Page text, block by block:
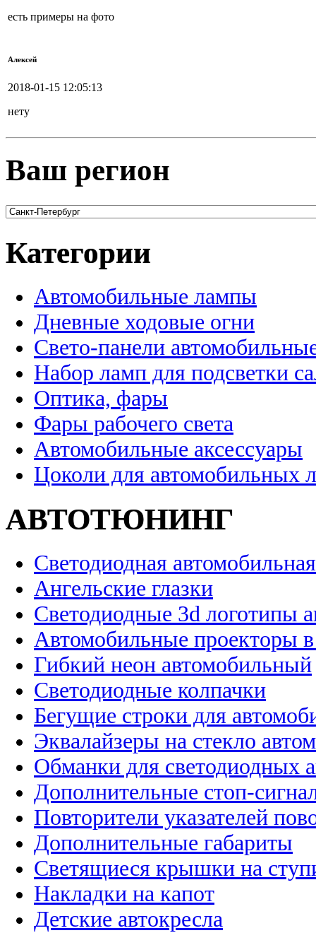
есть примеры на фото
Алексей
2018-01-15 12:05:13
нету
Ваш регион
Категории
Автомобильные лампы
Дневные ходовые огни
Свето-панели
Набор ламп для подсветки
Оптика, фары
Фары рабочего света
Автомобильные аксессуары
Цоколи для автомобильных
АВТОТЮНИНГ
Светодиодная
Ангельские глазки
Светодиодные 3d логотипы
Автомобильные проекторы
Гибкий неон автомобильный
Светодиодные колпачки
Бегущие строки для
Эквалайзеры на стекло
Обманки для светодиодных
Дополнительные стоп-
Повторители указателей
Дополнительные габариты
Светящиеся крышки на
Накладки на капот
Детские автокресла